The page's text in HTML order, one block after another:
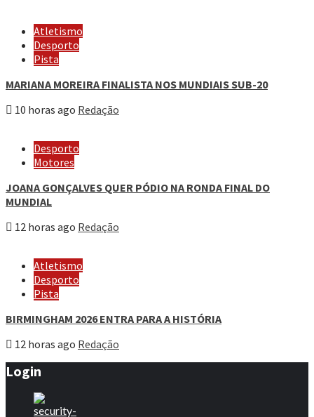
Atletismo
Desporto
Pista
MARIANA MOREIRA FINALISTA NOS MUNDIAIS SUB-20
10 horas ago Redação
Desporto
Motores
JOANA GONÇALVES QUER PÓDIO NA RONDA FINAL DO
MUNDIAL
12 horas ago Redação
Atletismo
Desporto
Pista
BIRMINGHAM 2026 ENTRA PARA A HISTÓRIA
12 horas ago Redação
Login